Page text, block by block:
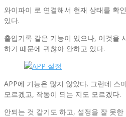
와이파이 로 연결해서 현재 상태를 확
있다.
출입기록 같은 기능이 있으나, 이것을
하기 때문에 귀찮아 안하고 있다.
APP에 기능은 많지 않았다. 그런데 스
모르겠고, 작동이 되는 지도 모르겠다.
안되는 것 같기도 하고, 설정을 잘 못한